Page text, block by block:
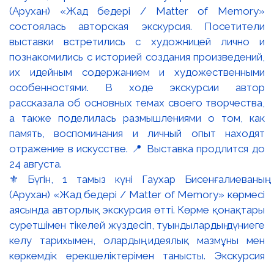
⚜️ Бүгін, 1 тамыз күні Гаухар Бисенғалиеваның
(Арухан) «Жад бедері / Matter of Memory» көрмесі
аясында авторлық экскурсия өтті. Көрме қонақтары
суретшімен тікелей жүздесіп, туындылардың дүниеге
келу тарихымен, олардың идеялық мазмұны мен
көркемдік ерекшеліктерімен танысты. Экскурсия